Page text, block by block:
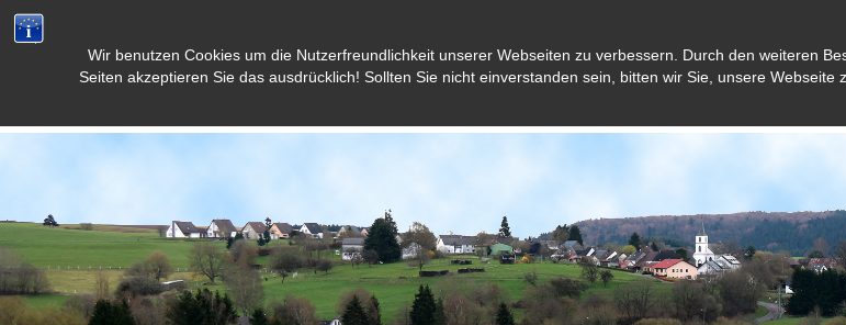
Wir benutzen Cookies um die Nutzerfreundlichkeit unserer Webseiten zu verbessern. Durch den weiteren
Seiten akzeptieren Sie das ausdrücklich! Sollten Sie nicht einverstanden sein, bitten wir Sie, unsere Webseite
Weidenbach/Eifel Aktuelles Gemeinde